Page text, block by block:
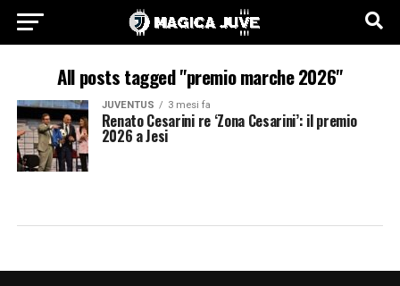
All posts tagged "premio marche 2026"
JUVENTUS 3 mesi fa
Renato Cesarini re ‘Zona Cesarini’: il premio
2026 a Jesi